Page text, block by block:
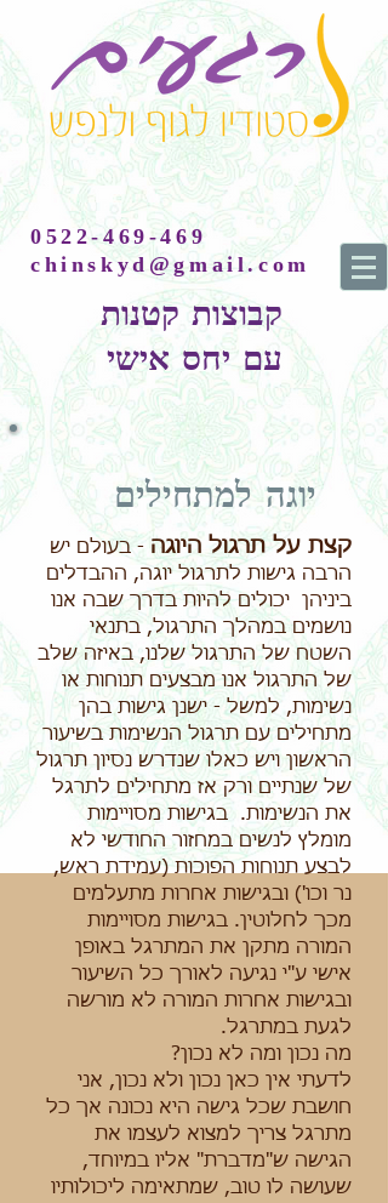
0522-469-469
chinskyd@gmail.com
קבוצות קטנות
עם יחס אישי
יוגה למתחילים
קצת על תרגול היוגה - בעולם יש
הרבה גישות לתרגול יוגה, ההבדלים
ביניהן יכולים להיות בדרך שבה אנו
נושמים במהלך התרגול, בתנאי
השטח של התרגול שלנו, באיזה שלב
של התרגול אנו מבצעים תנוחות או
נשימות, למשל - ישנן גישות בהן
מתחילים עם תרגול הנשימות בשיעור
הראשון ויש כאלו שנדרש נסיון תרגול
של שנתיים ורק אז מתחילים לתרגל
את הנשימות. בגישות מסויימות
מומלץ לנשים במחזור החודשי לא
לבצע תנוחות הפוכות (עמידת ראש,
נר וכו') ובגישות אחרות מתעלמים
מכך לחלוטין. בגישות מסויימות
המורה מתקן את המתרגל באופן
אישי ע"י נגיעה לאורך כל השיעור
ובגישות אחרות המורה לא מורשה
לגעת במתרגל.
מה נכון ומה לא נכון?
לדעתי אין כאן נכון ולא נכון, אני
חושבת שכל גישה היא נכונה אך כל
מתרגל צריך למצוא לעצמו את
הגישה ש"מדברת" אליו במיוחד,
שעושה לו טוב, שמתאימה ליכולותיו